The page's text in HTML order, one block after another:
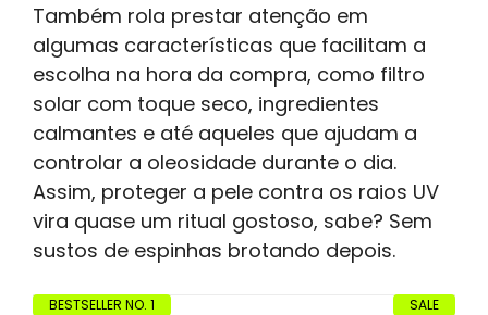
Também rola prestar atenção em
algumas características que facilitam a
escolha na hora da compra, como filtro
solar com toque seco, ingredientes
calmantes e até aqueles que ajudam a
controlar a oleosidade durante o dia.
Assim, proteger a pele contra os raios UV
vira quase um ritual gostoso, sabe? Sem
sustos de espinhas brotando depois.
SALE
BESTSELLER NO. 1